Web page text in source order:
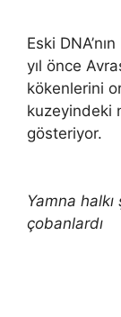
Eski
yıl önce
kökenlerini
kuzeyindeki
gösteriyor.
Yamna
çobanlardı